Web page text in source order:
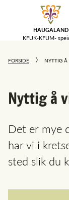
HAUGALAND
KFUK-KFUM-
FORSIDE NYTTIG Å
Nyttig å
Det er mye
har vi i
sted slik du